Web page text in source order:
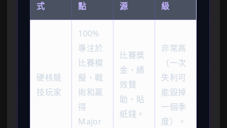
式
點
源
級
硬核競
技玩家
100%
專注於
比賽模
擬、戰
術和贏
得
Major
比賽獎
金、績
效贊
助、貼
紙錢。
非常高
（一次
失利可
能毀掉
一個季
度）。